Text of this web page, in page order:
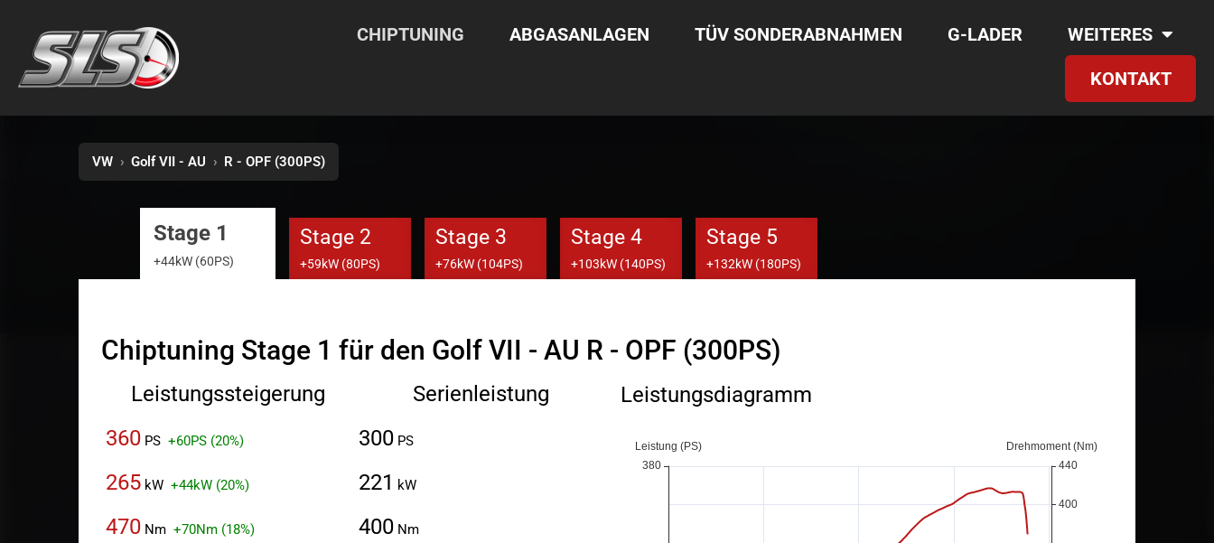
CHIPTUNING ABGASANLAGEN TÜV SONDERABNAHMEN G-LADER WEITERES
KONTAKT
VW › Golf VII - AU › R - OPF (300PS)
Stage 1
+44kW (60PS)
Stage 2
+59kW (80PS)
Stage 3
+76kW (104PS)
Stage 4
+103kW (140PS)
Stage 5
+132kW (180PS)
Chiptuning Stage 1 für den Golf VII - AU R - OPF (300PS)
Leistungssteigerung
Serienleistung
360 PS +60PS (20%) 300 PS
265 kW +44kW (20%) 221 kW
470 Nm +70Nm (18%) 400 Nm
Leistungsdiagramm